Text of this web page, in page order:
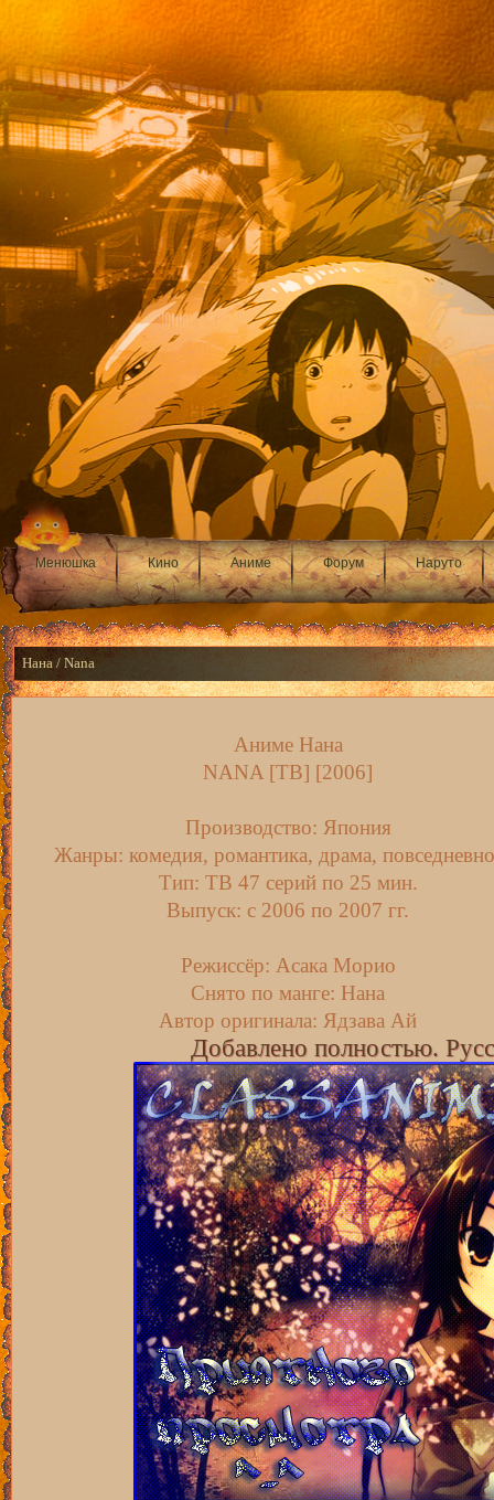
Менюшка Кино Аниме Форум Наруто
Нана / Nana
Аниме Нана
NANA [ТВ] [2006]
Производство: Япония
Жанры: комедия, романтика, драма,
Тип: ТВ 47 серий по 25 мин.
Выпуск: c 2006 по 2007 гг.
Режиссёр: Асака Морио
Снято по манге: Нана
Автор оригинала: Ядзава Ай
Добавлено полностью.